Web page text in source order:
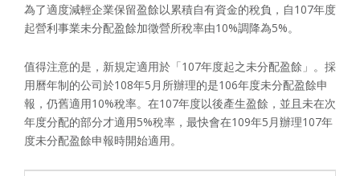
為了適度減輕企業保留盈餘以累積自有資金的稅負，自107年度
起營利事業未分配盈餘加徵營所稅率由10%調降為5%。
值得注意的是，新規定適用於「107年度起之未分配盈餘」。採
用曆年制的公司於108年5月所辦理的是106年度未分配盈餘申
報，仍舊適用10%稅率。在107年度以後產生盈餘，並且未在次
年度分配的部分才適用5%稅率，最快會在109年5月辦理107年
度未分配盈餘申報時開始適用。